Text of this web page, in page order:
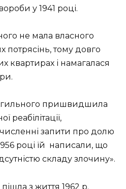
у 1941 році.
не мала власного
потрясінь, тому довго
квартирах і намагалася
пришвидшила
реабілітації,
запити про долю
році їй написали, що
складу злочину».
з життя 1962 р.